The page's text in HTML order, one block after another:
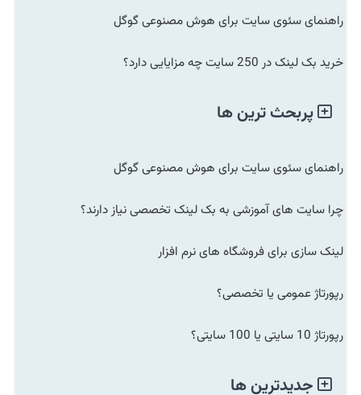
راهنمای سئوی سایت برای هوش مصنوعی گوگل
خرید بک لینک در 250 سایت چه مزایایی دارد؟
پربحث ترین ها
راهنمای سئوی سایت برای هوش مصنوعی گوگل
چرا سایت های آموزشی به بک لینک تخصصی نیاز دارند؟
لینک سازی برای فروشگاه های نرم افزار
رپورتاژ عمومی یا تخصصی؟
رپورتاژ 10 سایتی یا 100 سایتی؟
جدیدترین ها